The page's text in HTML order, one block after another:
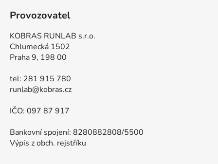
Provozovatel
KOBRAS RUNLAB s.r.o.
Chlumecká 1502
Praha 9, 198 00
tel: 281 915 780
runlab@kobras.cz
IČO: 097 87 917
Bankovní spojení: 8280882808/5500
Výpis z obch. rejstříku